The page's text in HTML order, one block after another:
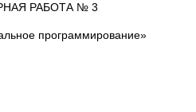
РАБОТА № 3
программирование»
1: